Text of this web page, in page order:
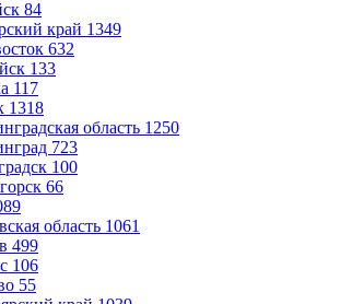
84
край 1349
632
133
117
1318
область 1250
723
100
66
область 1061
499
106
55